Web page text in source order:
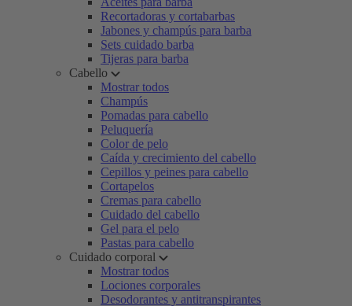
Recortadoras y cortabarbas
Jabones y champús para barba
Sets cuidado barba
Tijeras para barba
Cabello
Mostrar todos
Champús
Pomadas para cabello
Peluquería
Color de pelo
Caída y crecimiento del cabello
Cepillos y peines para cabello
Cortapelos
Cremas para cabello
Cuidado del cabello
Gel para el pelo
Pastas para cabello
Cuidado corporal
Mostrar todos
Lociones corporales
Desodorantes y antitranspirantes